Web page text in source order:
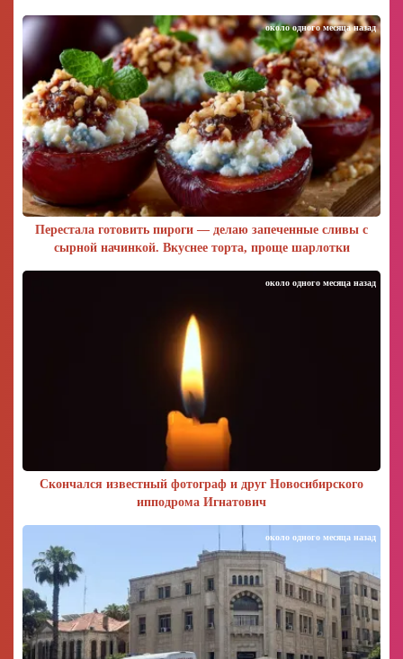
Перестала готовить пироги — делаю запеченные сливы с
сырной начинкой. Вкуснее торта, проще шарлотки
около одного месяца назад
Скончался известный фотограф и друг Новосибирского
ипподрома Игнатович
около одного месяца назад
около одного месяца назад